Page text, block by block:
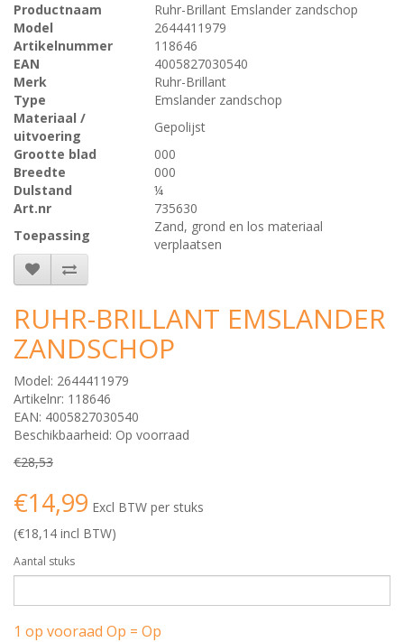
Productnaam
Ruhr-Brillant Emslander zandschop
Model
2644411979
Artikelnummer
118646
EAN
4005827030540
Merk
Ruhr-Brillant
Type
Emslander zandschop
Materiaal /
uitvoering
Gepolijst
Grootte blad
000
Breedte
000
Dulstand
¼
Art.nr
735630
Toepassing
Zand, grond en los materiaal
verplaatsen
RUHR-BRILLANT EMSLANDER
ZANDSCHOP
Model: 2644411979
Artikelnr: 118646
EAN: 4005827030540
Beschikbaarheid: Op voorraad
€28,53
€14,99 Excl BTW per stuks
(€18,14 incl BTW)
Aantal stuks
1 op vooraad Op = Op